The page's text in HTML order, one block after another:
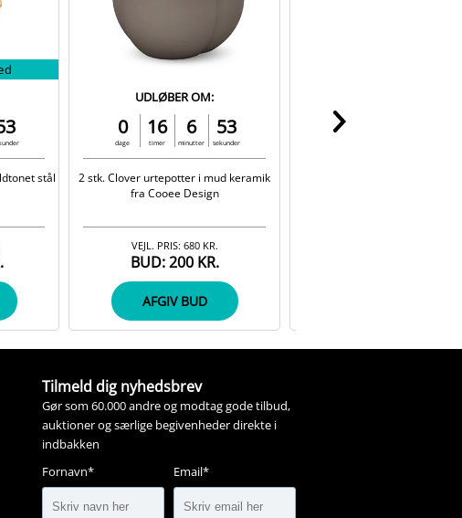
stål
UDLØBER OM:
0
dage
16
timer
6
minutter
53
sekunder
2 stk. Clover urtepotter i mud keramik
fra Cooee Design
BUD:200 KR.
VEJL. PRIS: 680 KR.
AFGIV BUD
0
Tilmeld dig nyhedsbrev
Gør som 60.000 andre og modtag gode tilbud,
auktioner og særlige begivenheder direkte i
indbakken
Fornavn*
Email*